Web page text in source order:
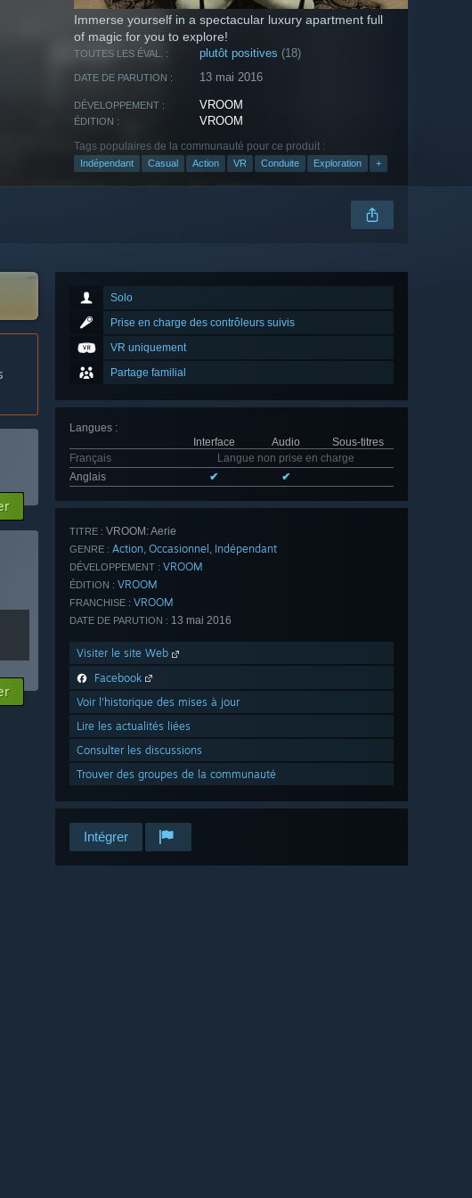
Immerse yourself in a spectacular luxury apartment full
of magic for you to explore!
TOUTES LES ÉVAL. : plutôt positives (18)
DATE DE PARUTION : 13 mai 2016
DÉVELOPPEMENT : VROOM
ÉDITION : VROOM
Tags populaires de la communauté pour ce produit :
Indépendant Casual Action VR Conduite Exploration +
Solo
Prise en charge des contrôleurs suivis
VR uniquement
Partage familial
Langues :
Interface
Audio
Sous-titres
Français
Langue non prise en charge
Anglais
✔ ✔
TITRE : VROOM: Aerie
GENRE : Action, Occasionnel , Indépendant
DÉVELOPPEMENT : VROOM
ÉDITION : VROOM
FRANCHISE : VROOM
DATE DE PARUTION : 13 mai 2016
Visiter le site Web
Facebook
Voir l'historique des mises à jour
Lire les actualités liées
Consulter les discussions
Trouver des groupes de la communauté
Intégrer